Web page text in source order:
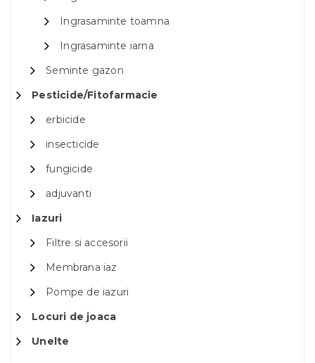
Ingrasaminte toamna
Ingrasaminte iarna
Seminte gazon
Pesticide/Fitofarmacie
erbicide
insecticide
fungicide
adjuvanti
Iazuri
Filtre si accesorii
Membrana iaz
Pompe de iazuri
Locuri de joaca
Unelte